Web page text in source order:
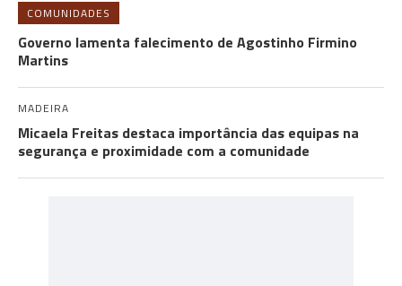
COMUNIDADES
Governo lamenta falecimento de Agostinho Firmino
Martins
MADEIRA
Micaela Freitas destaca importância das equipas na
segurança e proximidade com a comunidade